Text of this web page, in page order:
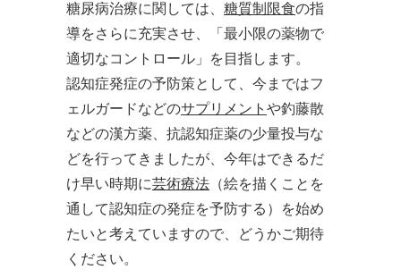
糖尿病治療に関しては、 糖質制限食の指
導をさらに充実させ、「最小限の薬物で
適切なコントロール」を目指します。
認知症発症の予防策として、今まではフ
ェルガードなどのサプリメント や釣藤散
などの漢方薬、抗認知症薬の少量投与な
どを行ってきましたが、今年はできるだ
け早い時期に芸術療法 （絵を描くことを
通して認知症の発症を予防する）を始め
たいと考えていますので、どうかご期待
ください。